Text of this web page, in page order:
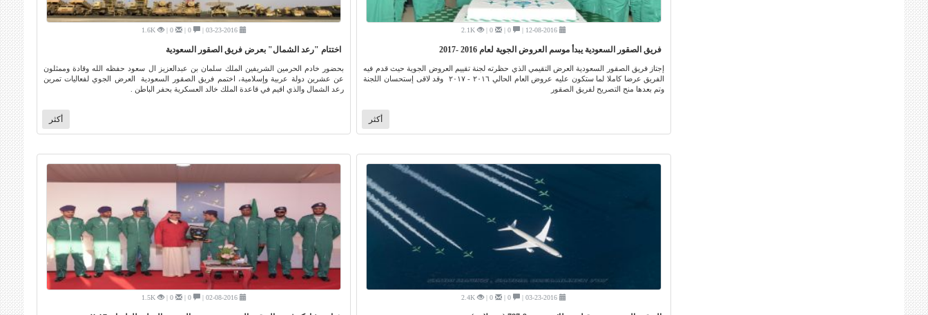
12-08-2016 |
0 |
0 |
2.1K
فريق الصقور السعودية يبدأ موسم العروض الجوية لعام 2016 -2017
إجتاز فريق الصقور السعودية العرض التقيمي الذي حظرته لجنة تقييم العروض الجوية حيث قدم فيه
الفريق عرضا كاملا لما ستكون عليه عروض العام الحالي ٢٠١٦ - ٢٠١٧ وقد لاقى إستحسان اللجنة
وتم بعدها منح التصريح لفريق الصقور
أكثر
03-23-2016 |
0 |
0 |
1.6K
اختتام "رعد الشمال" بعرض فريق الصقور السعودية
بحضور خادم الحرمين الشريفين الملك سلمان بن عبدالعزيز ال سعود حفظه الله وقادة وممثلون
عن عشرين دولة عربية وإسلامية، اختمم فريق الصقور السعودية العرض الجوي لفعاليات تمرين
رعد الشمال والذي اقيم في قاعدة الملك خالد العسكرية بحفر الباطن .
أكثر
03-23-2016 |
0 |
0 |
2.4K
02-08-2016 |
0 |
0 |
1.5K